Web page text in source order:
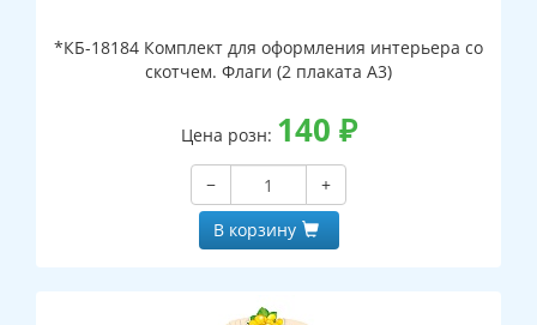
*КБ-18184 Комплект для оформления интерьера со
скотчем. Флаги (2 плаката А3)
Цена розн: 140 ₽
−
+
В корзину